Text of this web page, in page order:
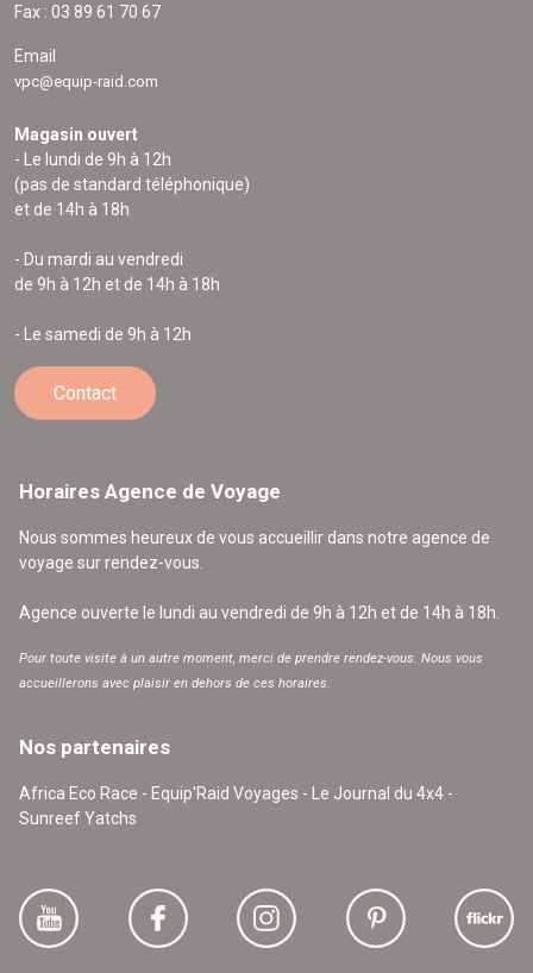
Fax : 03 89 61 70 67
Email
vpc@equip-raid.com
Magasin ouvert
- Le lundi de 9h à 12h
(pas de standard téléphonique)
et de 14h à 18h
- Du mardi au vendredi
de 9h à 12h et de 14h à 18h
- Le samedi de 9h à 12h
Contact
Horaires Agence de Voyage
Nous sommes heureux de vous accueillir dans notre agence de
voyage sur rendez-vous.
Agence ouverte le lundi au vendredi de 9h à 12h et de 14h à 18h.
Pour toute visite à un autre moment, merci de prendre rendez-vous. Nous vous
accueillerons avec plaisir en dehors de ces horaires.
Nos partenaires
Africa Eco Race - Equip'Raid Voyages - Le Journal du 4x4 -
Sunreef Yatchs